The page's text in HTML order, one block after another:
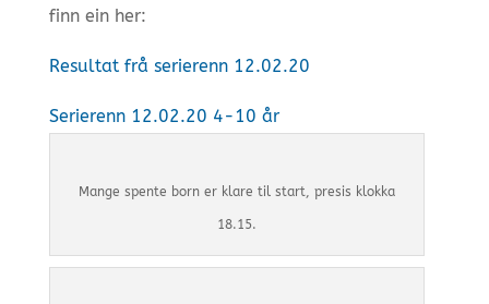
finn ein her:
Resultat frå serierenn 12.02.20
Serierenn 12.02.20 4-10 år
Mange spente born er klare til start, presis klokka
18.15.